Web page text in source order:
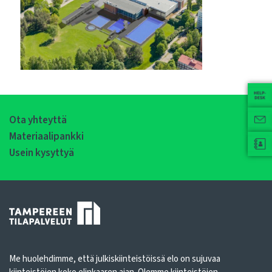
Ota yhteyttä
Materiaalipankki
Usein kysyttyä
Me huolehdimme, että julkiskiinteistöissä elo on sujuvaa